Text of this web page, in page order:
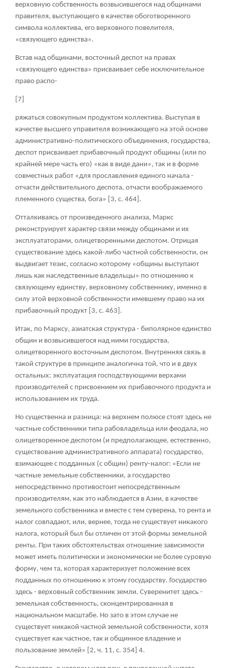
верховную собственность возвысившегося над общинами
правителя, выступающего в качестве обоготворенного
символа коллектива, его верховного повелителя,
«связующего единства».
Встав над общинами, восточный деспот на правах
«связующего единства» присваивает себе исключительное
право распо-
[7]
ряжаться совокупным продуктом коллектива. Выступая в
качестве высшего управителя возникающего на этой основе
административно-политического объединения, государства,
деспот присваивает прибавочный продукт общины (или по
крайней мере часть его) «как в виде дани», так и в форме
совместных работ «для прославления единого начала -
отчасти действительного деспота, отчасти воображаемого
племенного существа, бога» [3, с. 464].
Отталкиваясь от произведенного анализа, Маркс
реконструирует характер связи между общинами и их
эксплуататорами, олицетворенными деспотом. Отрицая
существование здесь какой-либо частной собственности, он
выдвигает тезис, согласно которому «общины выступают
лишь как наследственные владельцы» по отношению к
связующему единству, верховному собственнику, именно в
силу этой верховной собственности имевшему право на их
прибавочный продукт [3, с. 463].
Итак, по Марксу, азиатская структура - биполярное единство
общин и возвысившегося над ними государства,
олицетворенного восточным деспотом. Внутренняя связь в
такой структуре в принципе аналогична той, что и в двух
остальных: эксплуатация господствующими верхами
производителей с присвоением их прибавочного продукта и
использованием их труда.
Но существенна и разница: на верхнем полюсе стоят здесь не
частные собственники типа рабовладельца или феодала, но
олицетворенное деспотом (и предполагающее, естественно,
существование административного аппарата) государство,
взимающее с подданных (с общин) ренту-налог: «Если не
частные земельные собственники, а государство
непосредственно противостоит непосредственным
производителям, как это наблюдается в Азии, в качестве
земельного собственника и вместе с тем суверена, то рента и
налог совпадают, или, вернее, тогда не существует никакого
налога, который был бы отличен от этой формы земельной
ренты. При таких обстоятельствах отношение зависимости
может иметь политически и экономически не более суровую
форму, чем та, которая характеризует положение всех
подданных по отношению к этому государству. Государство
здесь - верховный собственник земли. Суверенитет здесь -
земельная собственность, сконцентрированная в
национальном масштабе. Но зато в этом случае не
существует никакой частной земельной собственности, хотя
существует как частное, так и общинное владение и
пользование землей» [2, ч. 11, с. 354] 4.